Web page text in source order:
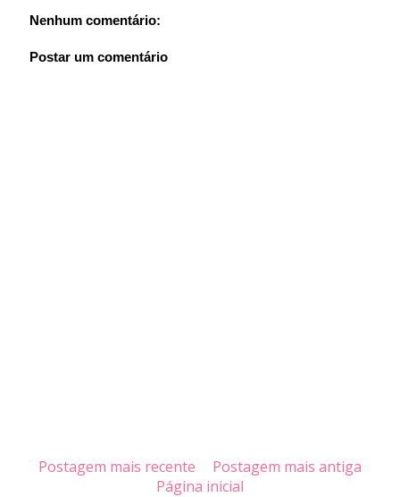
Nenhum comentário:
Postar um comentário
Postagem mais recente
Postagem mais antiga
Página inicial